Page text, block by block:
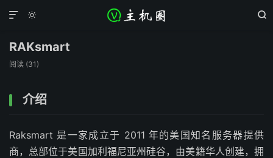



RAKsmart
阅读 (31)
介绍
Raksmart 是一家成立于 2011 年的美国知名服务器提供
商，总部位于美国加利福尼亚州硅谷，由美籍华人创建，拥